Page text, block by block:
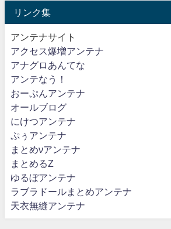
リンク集
アンテナサイト
アクセス爆増アンテナ
アナグロあんてな
アンテなう！
おーぷんアンテナ
オールブログ
にけつアンテナ
ぷぅアンテナ
まとめνアンテナ
まとめるZ
ゆるぼアンテナ
ラブラドールまとめアンテナ
天衣無縫アンテナ